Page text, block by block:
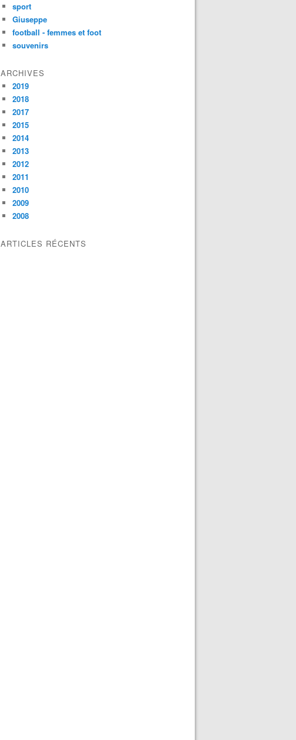
sport
Giuseppe
football - femmes et foot
souvenirs
ARCHIVES
2019
2018
2017
2015
2014
2013
2012
2011
2010
2009
2008
ARTICLES RÉCENTS